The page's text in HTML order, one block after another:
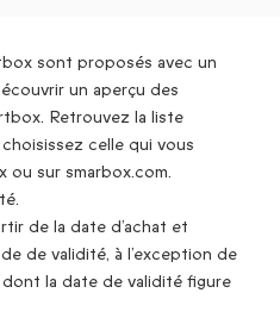
sont proposés avec un
un aperçu des
Retrouvez la liste
celle qui vous
ou sur smarbox.com.
de la date d’achat et
de validité, à l’exception de
la date de validité figure